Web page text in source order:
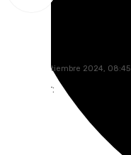
lunes, 9 septiembre 2024, 08:45
Compartir: